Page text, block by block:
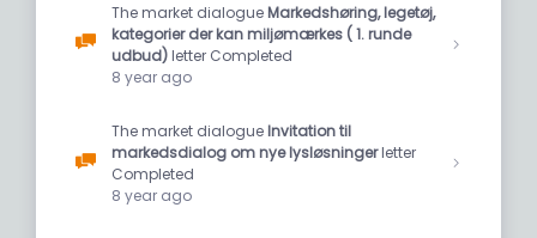
The market dialogueMarkedshøring, legetøj,
kategorier der kan miljømærkes ( 1. runde
udbud)letter Completed
8 year ago
The market dialogueInvitation til
markedsdialog om nye lysløsningerletter
Completed
8 year ago